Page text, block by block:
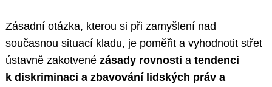
Zásadní otázka, kterou si při zamyšlení nad
současnou situací kladu, je poměřit a vyhodnotit střet
ústavně zakotvené zásady rovnosti a tendenci
k diskriminaci a zbavování lidských práv a